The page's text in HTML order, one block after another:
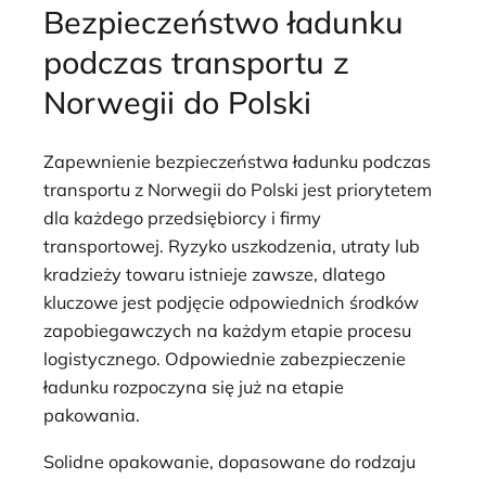
Bezpieczeństwo ładunku
podczas transportu z
Norwegii do Polski
Zapewnienie bezpieczeństwa ładunku podczas
transportu z Norwegii do Polski jest priorytetem
dla każdego przedsiębiorcy i firmy
transportowej. Ryzyko uszkodzenia, utraty lub
kradzieży towaru istnieje zawsze, dlatego
kluczowe jest podjęcie odpowiednich środków
zapobiegawczych na każdym etapie procesu
logistycznego. Odpowiednie zabezpieczenie
ładunku rozpoczyna się już na etapie
pakowania.
Solidne opakowanie, dopasowane do rodzaju